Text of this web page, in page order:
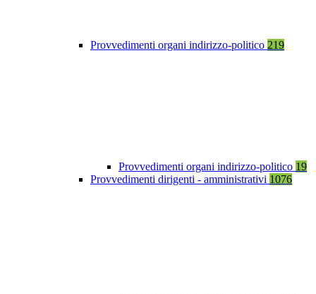
Provvedimenti organi indirizzo-politico 219
Provvedimenti organi indirizzo-politico 19
Provvedimenti dirigenti - amministrativi 1076